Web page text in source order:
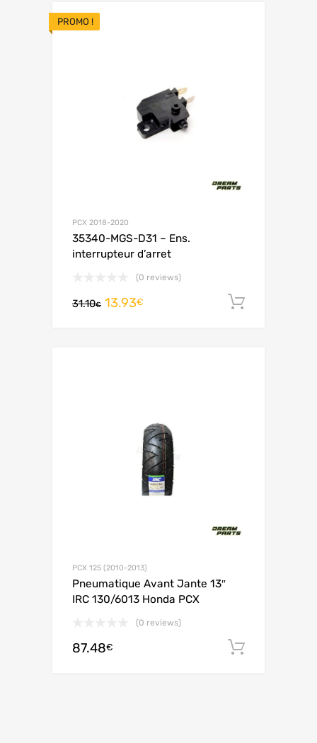
PROMO !
PCX 2018-2020
35340-MGS-D31 – Ens.
interrupteur d’arret
(0 reviews)
31.10€ 13.93€
PCX 125 (2010-2013)
Pneumatique Avant Jante 13″
IRC 130/6013 Honda PCX
(0 reviews)
87.48€